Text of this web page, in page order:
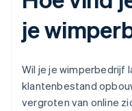
je
Wil je je wimperbedrijf
klantenbestand
vergroten van online